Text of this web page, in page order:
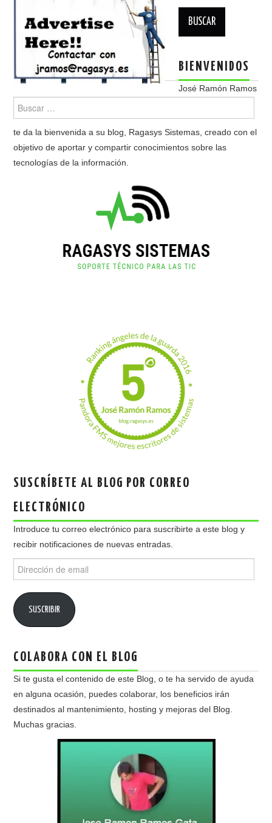
BIENVENIDOS
José Ramón Ramos
te da la bienvenida a su blog, Ragasys Sistemas, creado con el
objetivo de aportar y compartir conocimientos sobre las
tecnologías de la información.
SUSCRÍBETE AL BLOG POR CORREO
ELECTRÓNICO
Introduce tu correo electrónico para suscribirte a este blog y
recibir notificaciones de nuevas entradas.
de
SUSCRIBIR
COLABORA CON EL BLOG
Si te gusta el contenido de este Blog, o te ha servido de ayuda
en alguna ocasión, puedes colaborar, los beneficios irán
destinados al mantenimiento, hosting y mejoras del Blog.
Muchas gracias.